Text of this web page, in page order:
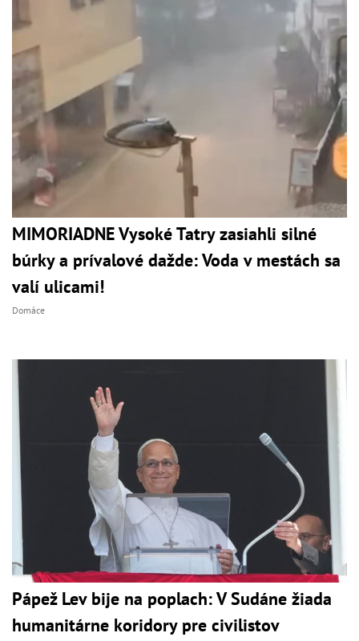
MIMORIADNE Vysoké Tatry zasiahli silné
búrky a prívalové dažde: Voda v mestách sa
valí ulicami!
Domáce
Pápež Lev bije na poplach: V Sudáne žiada
humanitárne koridory pre civilistov